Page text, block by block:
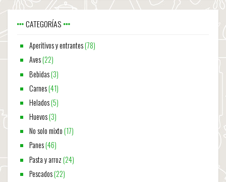
CATEGORÍAS
Aperitivos y entrantes(78)
Aves(22)
Bebidas(3)
Carnes(41)
Helados(5)
Huevos(3)
No solo mixto(17)
Panes(46)
Pasta y arroz(24)
Pescados(22)